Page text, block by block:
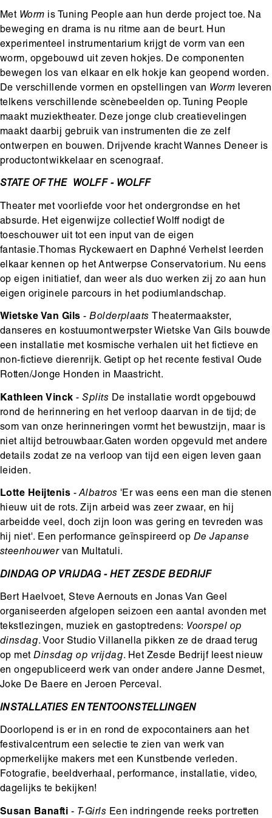
Met Worm is Tuning People aan hun derde project toe. Na
beweging en drama is nu ritme aan de beurt. Hun
experimenteel instrumentarium krijgt de vorm van een
worm, opgebouwd uit zeven hokjes. De componenten
bewegen los van elkaar en elk hokje kan geopend worden.
De verschillende vormen en opstellingen van Worm leveren
telkens verschillende scènebeelden op. Tuning People
maakt muziektheater. Deze jonge club creatievelingen
maakt daarbij gebruik van instrumenten die ze zelf
ontwerpen en bouwen. Drijvende kracht Wannes Deneer is
productontwikkelaar en scenograaf.
STATE OF THE WOLFF - WOLFF
Theater met voorliefde voor het ondergrondse en het
absurde. Het eigenwijze collectief Wolff nodigt de
toeschouwer uit tot een input van de eigen
fantasie.Thomas Ryckewaert en Daphné Verhelst leerden
elkaar kennen op het Antwerpse Conservatorium. Nu eens
op eigen initiatief, dan weer als duo werken zij zo aan hun
eigen originele parcours in het podiumlandschap.
Wietske Van Gils- Bolderplaats Theatermaakster,
danseres en kostuumontwerpster Wietske Van Gils bouwde
een installatie met kosmische verhalen uit het fictieve en
non-fictieve dierenrijk. Getipt op het recente festival Oude
Rotten/Jonge Honden in Maastricht.
Kathleen Vinck- Splits De installatie wordt opgebouwd
rond de herinnering en het verloop daarvan in de tijd; de
som van onze herinneringen vormt het bewustzijn, maar is
niet altijd betrouwbaar.Gaten worden opgevuld met andere
details zodat ze na verloop van tijd een eigen leven gaan
leiden.
Lotte Heijtenis - Albatros 'Er was eens een man die stenen
hieuw uit de rots. Zijn arbeid was zeer zwaar, en hij
arbeidde veel, doch zijn loon was gering en tevreden was
hij niet'. Een performance geïnspireerd op De Japanse
steenhouwer van Multatuli.
DINDAG OP VRIJDAG - HET ZESDE BEDRIJF
Bert Haelvoet, Steve Aernouts en Jonas Van Geel
organiseerden afgelopen seizoen een aantal avonden met
tekstlezingen, muziek en gastoptredens: Voorspel op
dinsdag. Voor Studio Villanella pikken ze de draad terug
op metDinsdag op vrijdag. Het Zesde Bedrijf leest nieuw
en ongepubliceerd werk van onder andere Janne Desmet,
Joke De Baere en Jeroen Perceval.
INSTALLATIES EN TENTOONSTELLINGEN
Doorlopend is er in en rond de expocontainers aan het
festivalcentrum een selectie te zien van werk van
opmerkelijke makers met een Kunstbende verleden.
Fotografie, beeldverhaal, performance, installatie, video,
dagelijks te bekijken!
Susan Banafti - T-Girls Een indringende reeks portretten